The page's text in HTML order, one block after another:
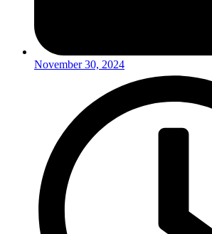
November 30, 2024